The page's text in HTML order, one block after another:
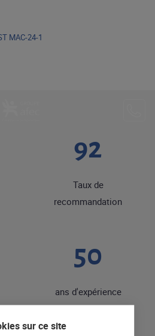
92
Taux de
recommandation
50
ans d'expérience
MAC-24-1
sur ce site